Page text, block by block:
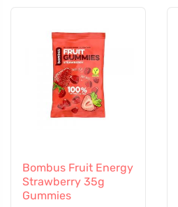
Bombus Fruit Energy
Strawberry 35g
Gummies